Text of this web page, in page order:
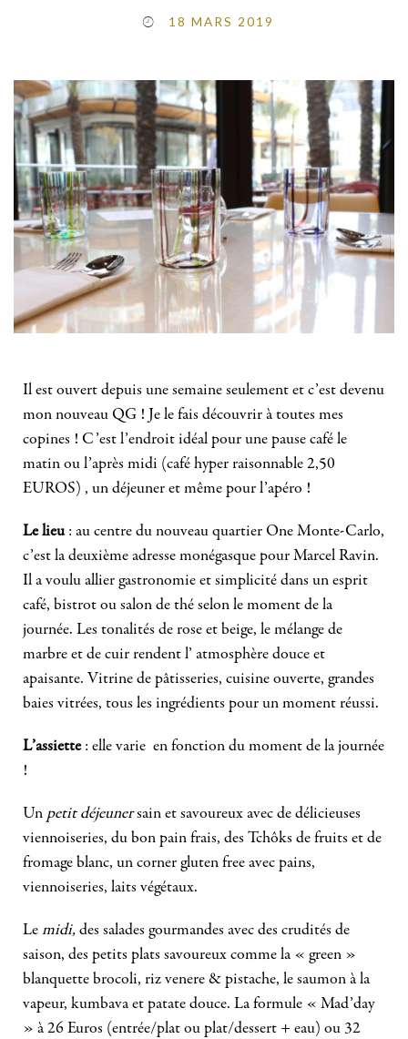
18 MARS 2019
Il est ouvert depuis une semaine seulement et c’est devenu
mon nouveau QG ! Je le fais découvrir à toutes mes
copines ! C’est l’endroit idéal pour une pause café le
matin ou l’après midi (café hyper raisonnable 2,50
EUROS) , un déjeuner et même pour l’apéro !
Le lieu: au centre du nouveau quartier One Monte-Carlo,
c’est la deuxième adresse monégasque pour Marcel Ravin.
Il a voulu allier gastronomie et simplicité dans un esprit
café, bistrot ou salon de thé selon le moment de la
journée. Les tonalités de rose et beige, le mélange de
marbre et de cuir rendent l’ atmosphère douce et
apaisante. Vitrine de pâtisseries, cuisine ouverte, grandes
baies vitrées, tous les ingrédients pour un moment réussi.
L’assiette: elle varie en fonction du moment de la journée
!
Un petit déjeunersain et savoureux avec de délicieuses
viennoiseries, du bon pain frais, des Tchôks de fruits et de
fromage blanc, un corner gluten free avec pains,
viennoiseries, laits végétaux.
Le midi, des salades gourmandes avec des crudités de
saison, des petits plats savoureux comme la « green »
blanquette brocoli, riz venere & pistache, le saumon à la
vapeur, kumbava et patate douce. La formule « Mad’day
» à 26 Euros (entrée/plat ou plat/dessert + eau) ou 32